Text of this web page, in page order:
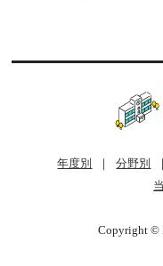
年度別 ｜ 分野別
Copyright ©